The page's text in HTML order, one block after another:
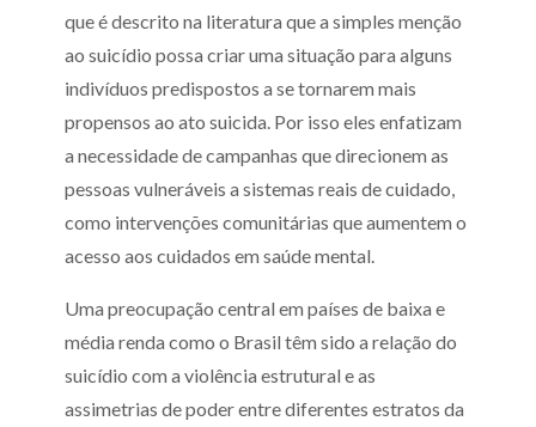
que é descrito na literatura que a simples menção
ao suicídio possa criar uma situação para alguns
indivíduos predispostos a se tornarem mais
propensos ao ato suicida. Por isso eles enfatizam
a necessidade de campanhas que direcionem as
pessoas vulneráveis a sistemas reais de cuidado,
como intervenções comunitárias que aumentem o
acesso aos cuidados em saúde mental.
Uma preocupação central em países de baixa e
média renda como o Brasil têm sido a relação do
suicídio com a violência estrutural e as
assimetrias de poder entre diferentes estratos da